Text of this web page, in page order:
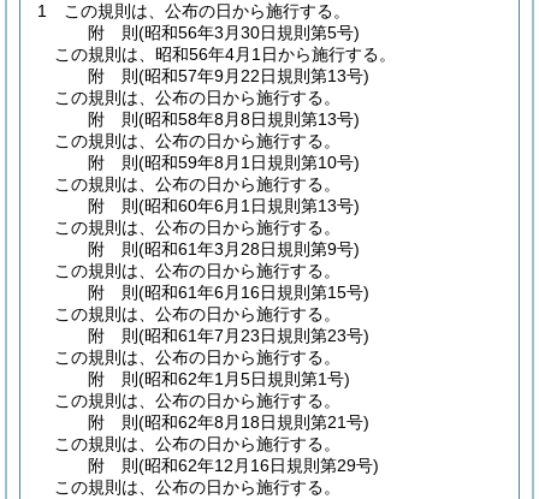
1
この規則は、公布の日から施行する。
附 則(昭和56年3月30日規則第5号)
この規則は、昭和56年4月1日から施行する。
附 則(昭和57年9月22日規則第13号)
この規則は、公布の日から施行する。
附 則(昭和58年8月8日規則第13号)
この規則は、公布の日から施行する。
附 則(昭和59年8月1日規則第10号)
この規則は、公布の日から施行する。
附 則(昭和60年6月1日規則第13号)
この規則は、公布の日から施行する。
附 則(昭和61年3月28日規則第9号)
この規則は、公布の日から施行する。
附 則(昭和61年6月16日規則第15号)
この規則は、公布の日から施行する。
附 則(昭和61年7月23日規則第23号)
この規則は、公布の日から施行する。
附 則(昭和62年1月5日規則第1号)
この規則は、公布の日から施行する。
附 則(昭和62年8月18日規則第21号)
この規則は、公布の日から施行する。
附 則(昭和62年12月16日規則第29号)
この規則は、公布の日から施行する。